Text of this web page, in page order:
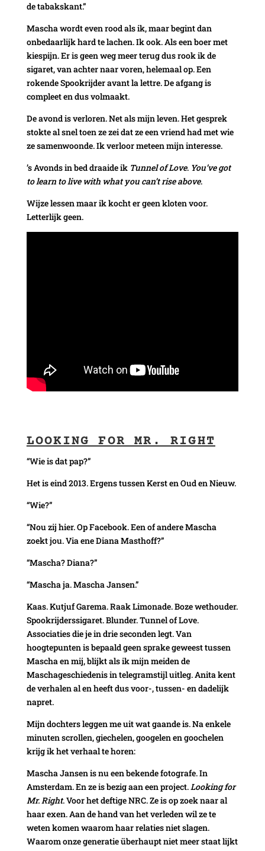
de tabakskant.”
Mascha wordt even rood als ik, maar begint dan
onbedaarlijk hard te lachen. Ik ook. Als een boer met
kiespijn. Er is geen weg meer terug dus rook ik de
sigaret, van achter naar voren, helemaal op. Een
rokende Spookrijder avant la lettre. De afgang is
compleet en dus volmaakt.
De avond is verloren. Net als mijn leven. Het gesprek
stokte al snel toen ze zei dat ze een vriend had met wie
ze samenwoonde. Ik verloor meteen mijn interesse.
’s Avonds in bed draaide ik Tunnel of Love. You’ve got
to learn to live with what you can’t rise above.
Wijze lessen maar ik kocht er geen kloten voor.
Letterlijk geen.
LOOKING FOR MR. RIGHT
“Wie is dat pap?”
Het is eind 2013. Ergens tussen Kerst en Oud en Nieuw.
“Wie?”
“Nou zij hier. Op Facebook. Een of andere Mascha
zoekt jou. Via ene Diana Masthoff?”
“Mascha? Diana?”
“Mascha ja. Mascha Jansen.”
Kaas. Kutjuf Garema. Raak Limonade. Boze wethouder.
Spookrijderssigaret. Blunder. Tunnel of Love.
Associaties die je in drie seconden legt. Van
hoogtepunten is bepaald geen sprake geweest tussen
Mascha en mij, blijkt als ik mijn meiden de
Maschageschiedenis in telegramstijl uitleg. Anita kent
de verhalen al en heeft dus voor-, tussen- en dadelijk
napret.
Mijn dochters leggen me uit wat gaande is. Na enkele
minuten scrollen, giechelen, googelen en goochelen
krijg ik het verhaal te horen:
Mascha Jansen is nu een bekende fotografe. In
Amsterdam. En ze is bezig aan een project.Looking for
Mr. Right. Voor het deftige NRC. Ze is op zoek naar al
haar exen. Aan de hand van het verleden wil ze te
weten komen waarom haar relaties niet slagen.
Waarom onze generatie überhaupt niet meer staat lijkt